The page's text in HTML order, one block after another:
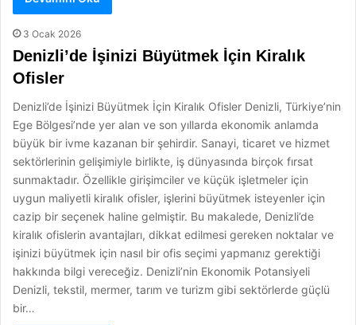
3 Ocak 2026
Denizli’de İşinizi Büyütmek İçin Kiralık
Ofisler
Denizli’de İşinizi Büyütmek İçin Kiralık Ofisler Denizli, Türkiye’nin
Ege Bölgesi’nde yer alan ve son yıllarda ekonomik anlamda
büyük bir ivme kazanan bir şehirdir. Sanayi, ticaret ve hizmet
sektörlerinin gelişimiyle birlikte, iş dünyasında birçok fırsat
sunmaktadır. Özellikle girişimciler ve küçük işletmeler için
uygun maliyetli kiralık ofisler, işlerini büyütmek isteyenler için
cazip bir seçenek haline gelmiştir. Bu makalede, Denizli’de
kiralık ofislerin avantajları, dikkat edilmesi gereken noktalar ve
işinizi büyütmek için nasıl bir ofis seçimi yapmanız gerektiği
hakkında bilgi vereceğiz. Denizli’nin Ekonomik Potansiyeli
Denizli, tekstil, mermer, tarım ve turizm gibi sektörlerde güçlü
bir…